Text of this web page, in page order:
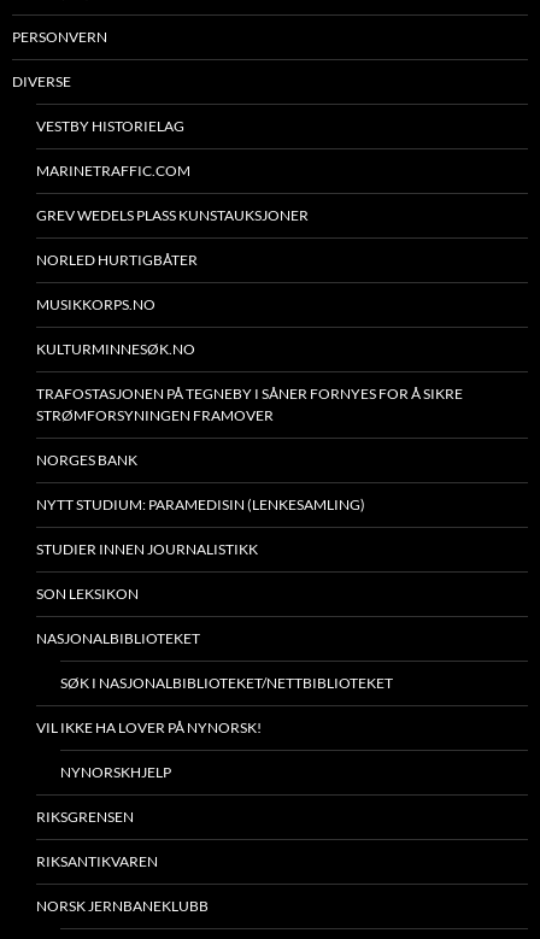
PERSONVERN
DIVERSE
VESTBY HISTORIELAG
MARINETRAFFIC.COM
GREV WEDELS PLASS KUNSTAUKSJONER
NORLED HURTIGBÅTER
MUSIKKORPS.NO
KULTURMINNESØK.NO
TRAFOSTASJONEN PÅ TEGNEBY I SÅNER FORNYES FOR Å SIKRE
STRØMFORSYNINGEN FRAMOVER
NORGES BANK
NYTT STUDIUM: PARAMEDISIN (LENKESAMLING)
STUDIER INNEN JOURNALISTIKK
SON LEKSIKON
NASJONALBIBLIOTEKET
SØK I NASJONALBIBLIOTEKET/NETTBIBLIOTEKET
VIL IKKE HA LOVER PÅ NYNORSK!
NYNORSKHJELP
RIKSGRENSEN
RIKSANTIKVAREN
NORSK JERNBANEKLUBB